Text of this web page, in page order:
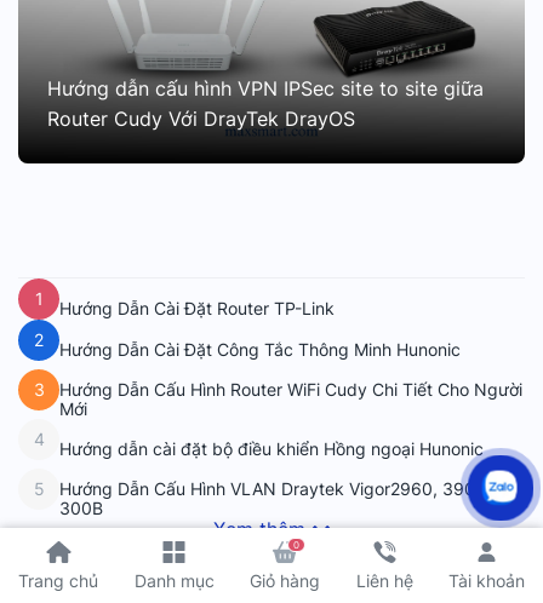
Trang chủ Danh mục
0
Giỏ hàng Liên hệ Tài khoản
Hướng dẫn cấu hình VPN IPSec site to site giữa
Router Cudy Với DrayTek DrayOS
1
Hướng Dẫn Cài Đặt Router TP-Link
2
Hướng Dẫn Cài Đặt Công Tắc Thông Minh Hunonic
3
Hướng Dẫn Cấu Hình Router WiFi Cudy Chi Tiết Cho Người
Mới
4
Hướng dẫn cài đặt bộ điều khiển Hồng ngoại Hunonic
5
Hướng Dẫn Cấu Hình VLAN Draytek Vigor2960, 3900,
300B
Xem thêm